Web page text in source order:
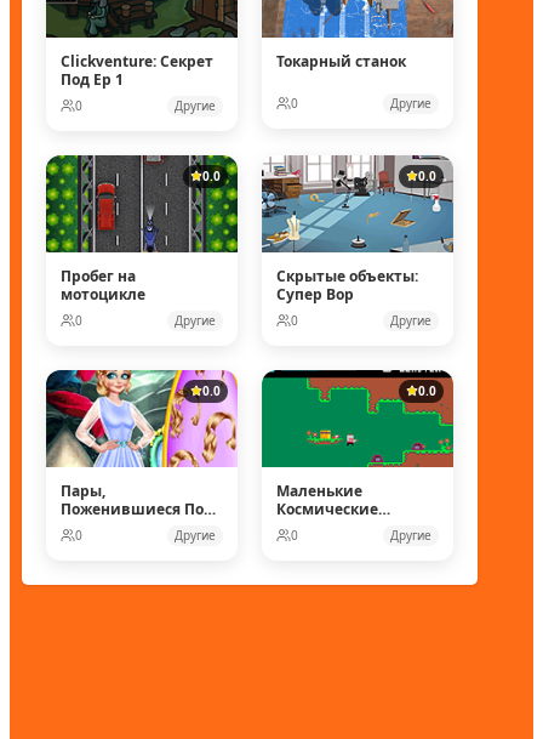
Clickventure: Секрет
Под Ep 1
0 Другие
Токарный станок
0 Другие
0.0
Пробег на
мотоцикле
0 Другие
0.0
Скрытые объекты:
Супер Вор
0 Другие
0.0
Пары,
Поженившиеся Под
Водой
0 Другие
0.0
Маленькие
Космические
рейнджеры
0 Другие